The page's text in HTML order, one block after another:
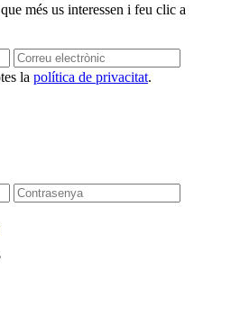
més us interessen i feu clic a
la política de privacitat.